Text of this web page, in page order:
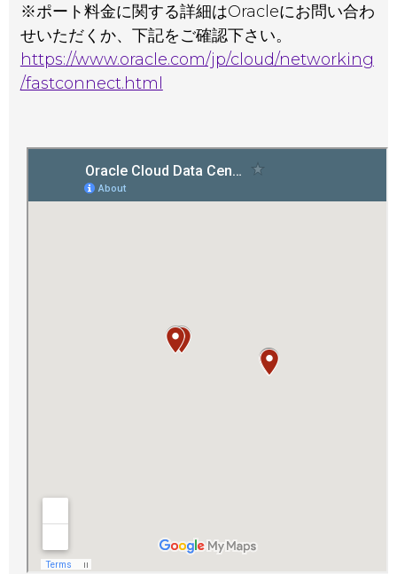
※ポート料金に関する詳細はOracleにお問い合わ
せいただくか、下記をご確認下さい。
https://www.oracle.com/jp/cloud/networking
/fastconnect.html